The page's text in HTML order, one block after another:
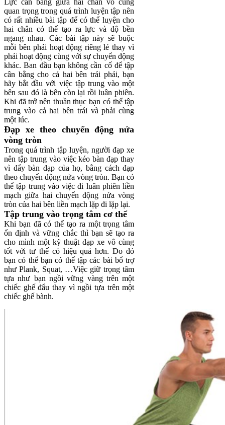
Lực cân bằng giữa hai chân vô cùng
quan trọng trong quá trình luyện tập nên
có rất nhiều bài tập để có thể luyện cho
hai chân có thể tạo ra lực và độ bền
ngang nhau. Các bài tập này sẽ buộc
mỗi bên phải hoạt động riêng lẻ thay vì
phải hoạt động cùng với sự chuyển động
khác. Ban đầu bạn không cần cố để tập
cân bằng cho cả hai bên trái phải, bạn
hãy bắt đầu với việc tập trung vào một
bên sau đó là bên còn lại rồi luân phiên.
Khi đã trở nên thuần thục bạn có thể tập
trung vào cả hai bên trái và phải cùng
một lúc.
Đạp xe theo chuyển động nửa
vòng tròn
Trong quá trình tập luyện, người đạp xe
nên tập trung vào việc kéo bàn đạp thay
vì đẩy bàn đạp của họ, bằng cách đạp
theo chuyển động nửa vòng tròn. Bạn có
thể tập trung vào việc đi luân phiên liền
mạch giữa hai chuyển động nửa vòng
tròn của hai bên liền mạch lặp đi lặp lại.
Tập trung vào trọng tâm cơ thể
Khi bạn đã có thể tạo ra một trọng tâm
ổn định và vững chắc thì bạn sẽ tạo ra
cho mình một kỹ thuật đạp xe vô cùng
tốt với tư thế có hiệu quả hơn. Do đó
bạn có thể bạn có thể tập các bài bổ trợ
như Plank, Squat, …Việc giữ trọng tâm
tựa như bạn ngồi vững vàng trên một
chiếc ghế đẩu thay vì ngồi tựa trên một
chiếc ghế bành.